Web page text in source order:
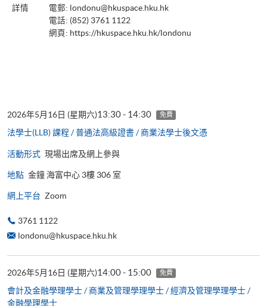
詳情 電郵: londonu@hkuspace.hku.hk
電話: (852) 3761 1122
網頁: https://hkuspace.hku.hk/londonu
2026年5月16日 (星期六)13:30 - 14:30 免費
法學士(LLB) 課程 / 普通法高級證書 / 商業法學士後文憑
活動形式 現場出席及網上參與
地點 金鐘 海富中心 3樓 306 室
網上平台 Zoom
3761 1122
londonu@hkuspace.hku.hk
2026年5月16日 (星期六)14:00 - 15:00 免費
會計及金融學理學士 / 商業及管理學理學士 / 經濟及管理學理學士 /
金融學理學士